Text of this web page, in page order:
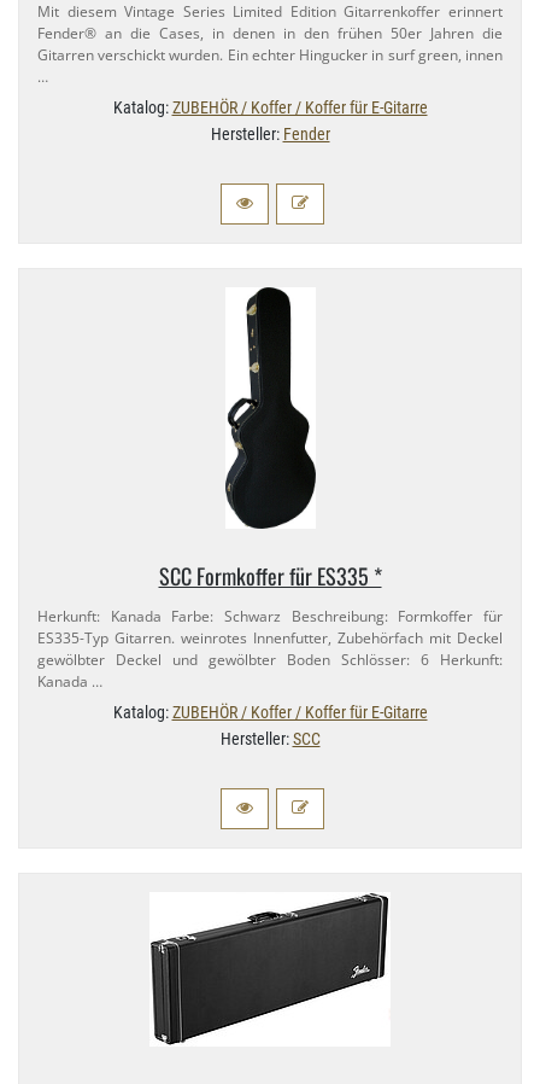
Mit diesem Vintage Series Limited Edition Gitarrenkoffer erinnert
Fender® an die Cases, in denen in den frühen 50er Jahren die
Gitarren verschickt wurden. Ein echter Hingucker in surf green, innen
…
Katalog:ZUBEHÖR / Koffer / Koffer für E-Gitarre
Hersteller: Fender
SCC Formkoffer für ES335 *
Herkunft: Kanada Farbe: Schwarz Beschreibung: Formkoffer für
ES335-​Typ Gitarren. weinrotes Innenfutter, Zubehörfach mit Deckel
gewölbter Deckel und gewölbter Boden Schlösser: 6 Herkunft:
Kanada …
Katalog:ZUBEHÖR / Koffer / Koffer für E-Gitarre
Hersteller:SCC